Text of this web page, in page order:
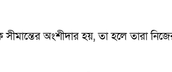
অংশীদার হয়, তা হলে তারা